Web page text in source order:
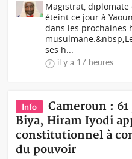
Magistrat, diplomate
éteint ce jour à
dans les prochaines
ses h...
il y a 17 heures
Info
Cameroun :
Biya, Hiram Iyodi
constitutionnel à
du pouvoir